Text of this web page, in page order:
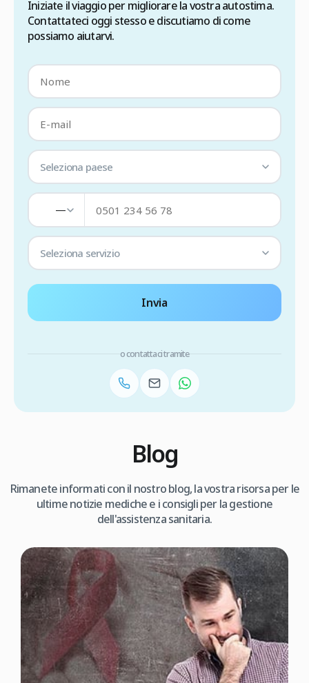
Iniziate il viaggio per migliorare la vostra autostima.
Contattateci oggi stesso e discutiamo di come
possiamo aiutarvi.
Seleziona paese
—
Seleziona servizio
Invia
o contattaci tramite
Blog
Rimanete informati con il nostro blog, la vostra risorsa per le
ultime notizie mediche e i consigli per la gestione
dell'assistenza sanitaria.